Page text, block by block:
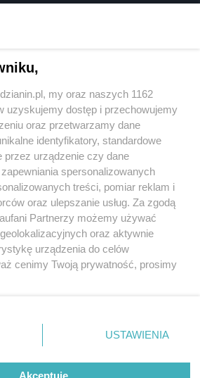
2 / 0
regulamin korzystania z portali
Skontakuj sięz nami
Kontakt
Wydawca
Redakcja
my oraz naszych 1162
uzyskujemy dostęp i przechowujemy
oraz przetwarzamy dane
identyfikatory, standardowe
przez urządzenie czy dane
spersonalizowanych
treści, pomiar reklam i
oraz ulepszanie usług. Za zgodą
Partnerzy możemy używać
oraz aktywnie
urządzenia do celów
cenimy Twoją prywatność, prosimy
się w lewym dolnym rogu strony
przetwarzania danych nie wymagają
masz prawo sprzeciwić się
Preferencje będą miały
USTAWIENIA
Akceptuję